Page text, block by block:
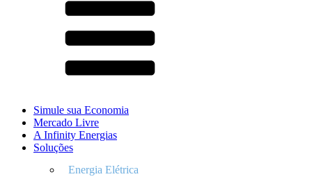
Simule sua Economia
Mercado Livre
A Infinity Energias
Soluções